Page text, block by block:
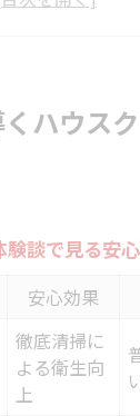
グで叶う快適
る清掃ポイン
維持に役立つ
体験談が示す
分かる満足度デー
ハウス
談で見る安
安心効果
徹底清掃に
よる衛生向
上